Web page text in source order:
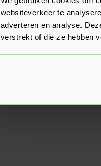
websiteverkeer te
adverteren en analyse.
verstrekt of die ze hebben